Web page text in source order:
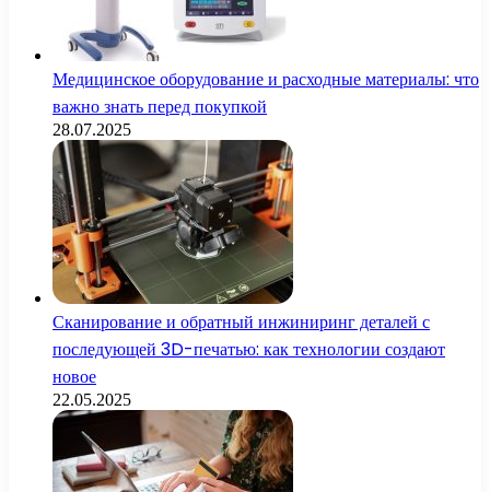
Медицинское оборудование и расходные материалы: что
важно знать перед покупкой
28.07.2025
Сканирование и обратный инжиниринг деталей с
последующей 3D-печатью: как технологии создают
новое
22.05.2025